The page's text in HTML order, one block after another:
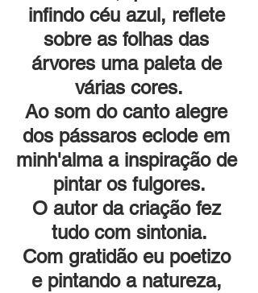
infindo céu azul, reflete
sobre as folhas das
árvores uma paleta de
várias cores.
Ao som do canto alegre
dos pássaros eclode em
minh'alma a inspiração de
pintar os fulgores.
O autor da criação fez
tudo com sintonia.
Com gratidão eu poetizo
e pintando a natureza,